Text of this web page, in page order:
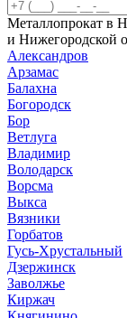
Металлопрокат в
и Нижегородской
Александров
Арзамас
Балахна
Богородск
Бор
Ветлуга
Владимир
Володарск
Ворсма
Выкса
Вязники
Горбатов
Гусь-Хрустальный
Дзержинск
Заволжье
Киржач